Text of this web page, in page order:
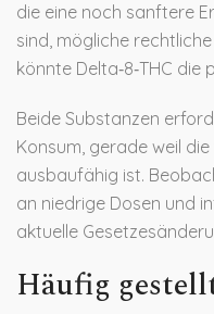
die eine noch sanftere
sind, mögliche
könnte Delta‑8‑THC
Beide Substanzen
Konsum, gerade weil
ausbaufähig ist.
an niedrige Dosen und
aktuelle
Häufig